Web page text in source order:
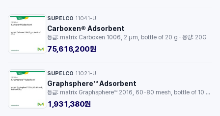
SUPELCO 11041-U
Carboxen® Adsorbent
등급: matrix Carboxen 1006, 2 μm, bottle of 20 g · 용량: 20G
75,616,200원
SUPELCO 11021-U
Graphsphere™ Adsorbent
등급: matrix Graphsphere™ 2016, 60-80 mesh, bottle of 10 g · 용량: 10G
1,931,380원